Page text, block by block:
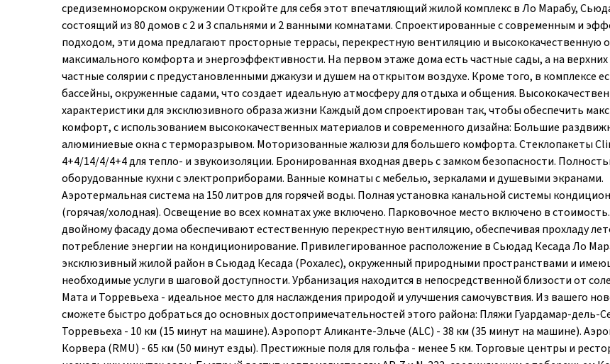
средиземноморском окружении Откройте для себя этот впечатляющий жилой комплекс в Ло Марабу,
состоящий из 80 домов с 2 и 3 спальнями и 2 ванными комнатами. Спроектированные с современным и
подходом, эти дома предлагают просторные террасы, перекрестную вентиляцию и высококачественную
максимального комфорта и энергоэффективности. На первом этаже дома есть частные сады, а на верхних
частные солярии с предустановленными джакузи и душем на открытом воздухе. Кроме того, в комплексе
бассейны, окруженные садами, что создает идеальную атмосферу для отдыха и общения.
характеристики для эксклюзивного образа жизни Каждый дом спроектирован так, чтобы обеспечить
комфорт, с использованием высококачественных материалов и современного дизайна: Большие
алюминиевые окна с терморазрывом. Моторизованные жалюзи для большего комфорта. Стеклопакеты
4+4/14/4/4+4 для тепло- и звукоизоляции. Бронированная входная дверь с замком безопасности.
оборудованные кухни с электроприборами. Ванные комнаты с мебелью, зеркалами и душевыми экранами.
Аэротермальная система на 150 литров для горячей воды. Полная установка канальной системы
(горячая/холодная). Освещение во всех комнатах уже включено. Парковочное место включено в
двойному фасаду дома обеспечивают естественную перекрестную вентиляцию, обеспечивая прохладу
потребление энергии на кондиционирование. Привилегированное расположение в Сьюдад Кесада Ло
эксклюзивный жилой район в Сьюдад Кесада (Рохалес), окруженный природными пространствами и
необходимые услуги в шаговой доступности. Урбанизация находится в непосредственной близости от
Мата и Торревьеха - идеальное место для наслаждения природой и улучшения самочувствия. Из вашего
сможете быстро добраться до основных достопримечательностей этого района: Пляжи Гуардамар-дель-
Торревьеха - 10 км (15 минут на машине). Аэропорт Аликанте-Эльче (ALC) - 38 км (35 минут на машине).
Корвера (RMU) - 65 км (50 минут езды). Престижные поля для гольфа - менее 5 км. Торговые центры и